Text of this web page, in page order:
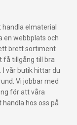
elmaterial
en webbplats och
brett sortiment
få tillgång till bra
vår butik hittar du
Vi jobbar med
för att våra
handla hos oss på